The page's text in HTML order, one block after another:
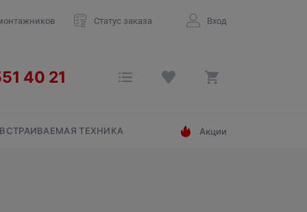
Статус заказа Вход
ВСТРАИВАЕМАЯ ТЕХНИКА Акции